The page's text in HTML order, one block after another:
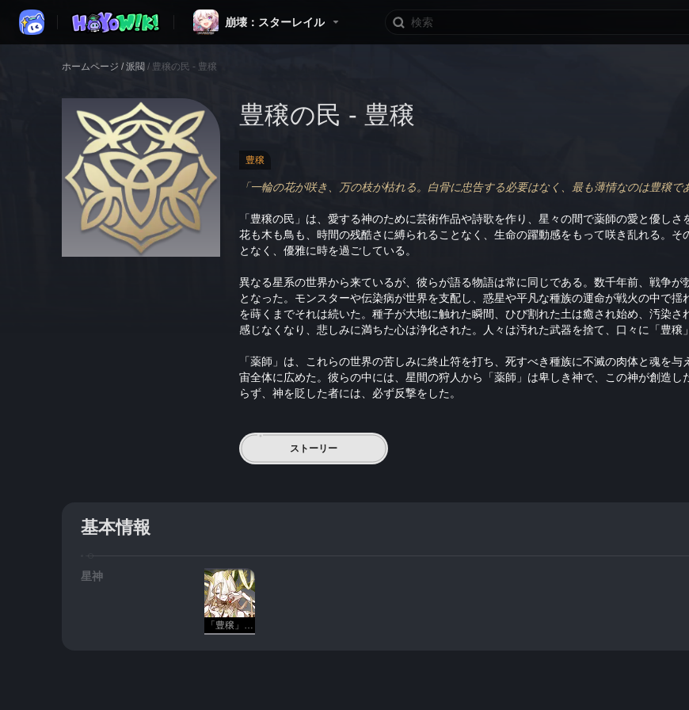
崩壊：スターレイル
ホームページ / 派閥 / 豊穣の民 - 豊穣
豊穣の民 - 豊穣
豊穣
「一輪の花が咲き、万の枝が枯れる。白骨に忠告する必要はなく、最も薄情なのは豊穣
「豊穣の民」は、愛する神のために芸術作品や詩歌を作り、星々の間で薬師の愛と優し
花も木も鳥も、時間の残酷さに縛られることなく、生命の躍動感をもって咲き乱れる。
となく、優雅に時を過ごしている。
異なる星系の世界から来ているが、彼らが語る物語は常に同じである。数千年前、戦争
となった。モンスターや伝染病が世界を支配し、惑星や平凡な種族の運命が戦火の中で
を蒔くまでそれは続いた。種子が大地に触れた瞬間、ひび割れた土は癒され始め、汚染
感じなくなり、悲しみに満ちた心は浄化された。人々は汚れた武器を捨て、口々に「豊
「薬師」は、これらの世界の苦しみに終止符を打ち、死すべき種族に不滅の肉体と魂を
宙全体に広めた。彼らの中には、星間の狩人から「薬師」は卑しき神で、この神が創造
らず、神を貶した者には、必ず反撃をした。
ストーリー
基本情報
星神
「豊穣」・薬師